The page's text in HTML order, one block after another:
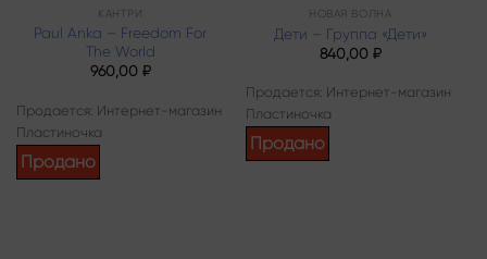
КАНТРИ
Paul Anka – Freedom For
The World
960,00 ₽
Продается: Интернет-магазин
Пластиночка
Продано
НОВАЯ ВОЛНА
Дети – Группа «Дети»
840,00 ₽
Продается: Интернет-магазин
Пластиночка
Продано